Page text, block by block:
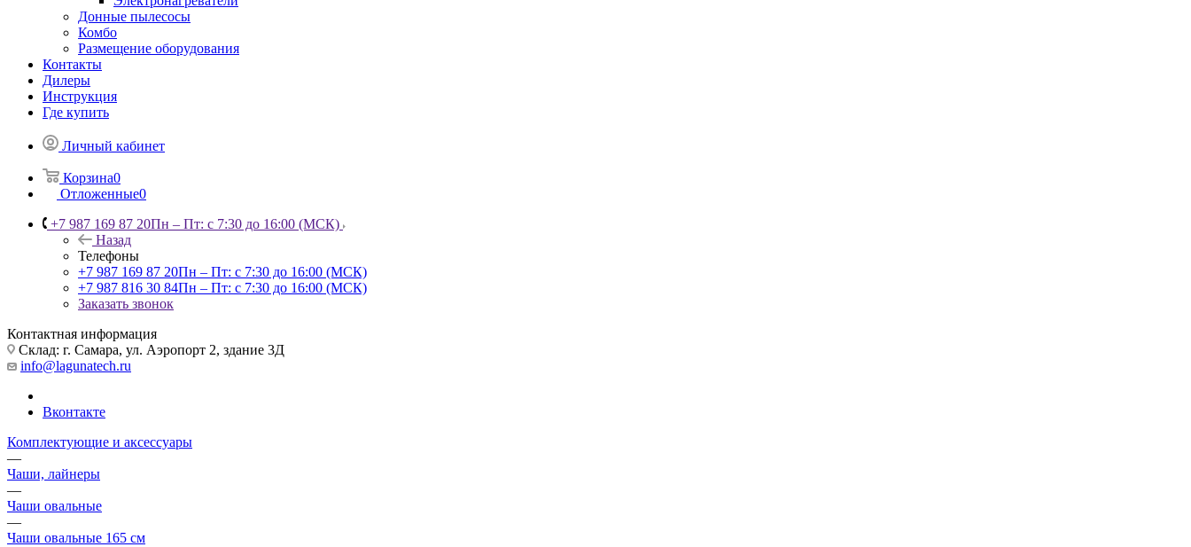
Донные пылесосы
Комбо
Размещение оборудования
Контакты
Дилеры
Инструкция
Где купить
Личный кабинет
Корзина0
Отложенные0
+7 987 169 87 20Пн – Пт: с 7:30 до 16:00 (МСК)
Назад
Телефоны
+7 987 169 87 20Пн – Пт: с 7:30 до 16:00 (МСК)
+7 987 816 30 84Пн – Пт: с 7:30 до 16:00 (МСК)
Заказать звонок
Контактная информация
Склад: г. Самара, ул. Аэропорт 2, здание 3Д
info@lagunatech.ru
Вконтакте
Комплектующие и аксессуары
—
Чаши, лайнеры
—
Чаши овальные
—
Чаши овальные 165 см